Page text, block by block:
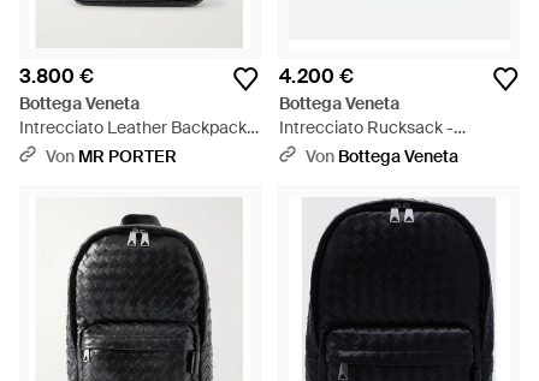
3.800 €
Bottega Veneta
Intrecciato Leather Backpack -
Schwarz
Von MR PORTER
4.200 €
Bottega Veneta
Intrecciato Rucksack -
Schwarz
Von Bottega Veneta